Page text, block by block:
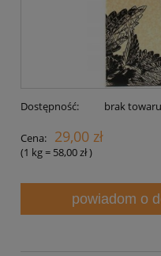
Dostępność: brak towaru
Cena: 29,00 zł
(1 kg= 58,00 zł)
powiadom o